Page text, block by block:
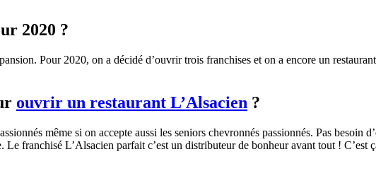
2020 ?
Pour 2020, on a décidé d’ouvrir trois franchises et on a encore un
ouvrir un restaurant L’Alsacien ?
même si on accepte aussi les seniors chevronnés passionnés. Pas besoin
franchisé L’Alsacien parfait c’est un distributeur de bonheur avant tout ! C’est